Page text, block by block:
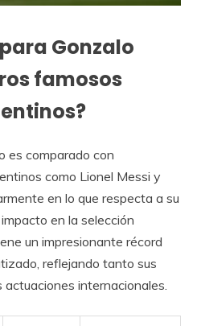
Gonzalo
famosos
es comparado con
como Lionel Messi y
en lo que respecta a su
en la selección
un impresionante récord
reflejando tanto sus
internacionales.